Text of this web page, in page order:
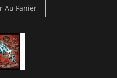
Au Panier